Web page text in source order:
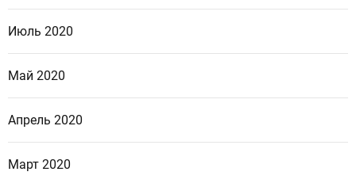
Июль 2020
Май 2020
Апрель 2020
Март 2020